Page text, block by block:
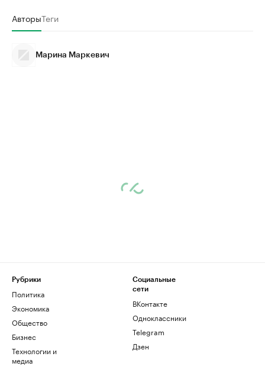
АвторыТеги
Марина Маркевич
Рубрики
Политика
Экономика
Общество
Бизнес
Технологии и
медиа
Социальные
сети
ВКонтакте
Одноклассники
Telegram
Дзен